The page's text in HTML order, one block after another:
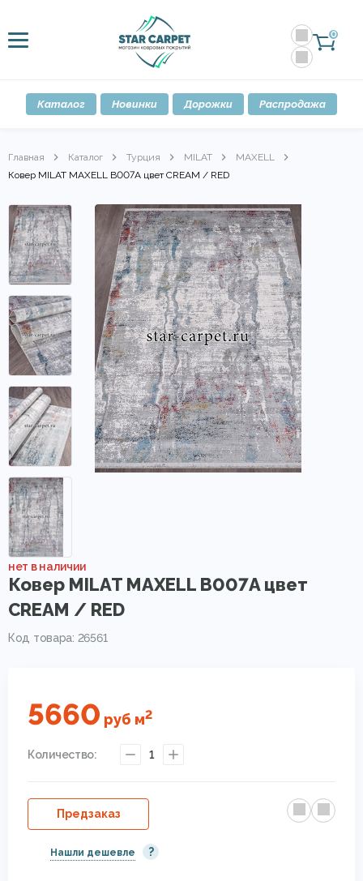
0
Каталог Новинки Дорожки Распродажа
Главная Каталог Турция MILAT
MAXELL
Ковер MILAT MAXELL B007A цвет CREAM / RED
нет в наличии
Ковер MILAT MAXELL B007A цвет
CREAM / RED
Код товара: 26561
5660 руб м2
Количество: 1
Предзаказ
Нашли дешевле ?